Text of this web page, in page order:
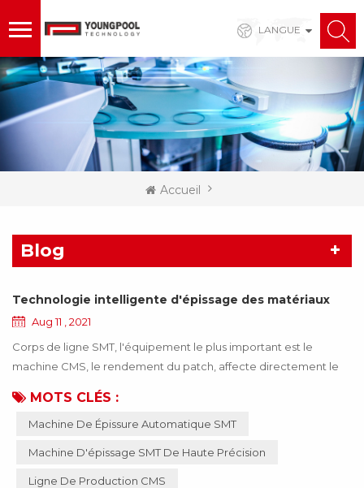
LANGUE
Accueil
Blog
Technologie intelligente d'épissage des matériaux
Aug 11 , 2021
Corps de ligne SMT, l'équipement le plus important est le
machine CMS, le rendement du patch, affecte directement le
inexact, entraînant un fonctionnement anormal de la machine
SMT, l'ensemble du produit cessera de fonctionner, ce qui
peuvent être évitées grâce à la mise ...
MOTS CLÉS :
Machine De Épissure Automatique SMT
Machine D'épissage SMT De Haute Précision
Ligne De Production CMS